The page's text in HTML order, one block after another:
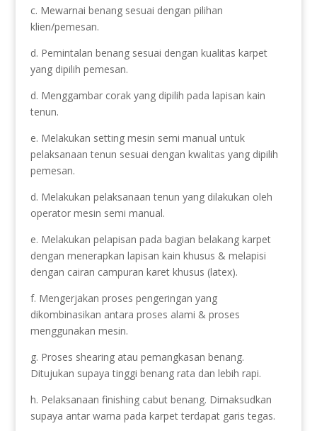
c. Mewarnai benang sesuai dengan pilihan
klien/pemesan.
d. Pemintalan benang sesuai dengan kualitas karpet
yang dipilih pemesan.
d. Menggambar corak yang dipilih pada lapisan kain
tenun.
e. Melakukan setting mesin semi manual untuk
pelaksanaan tenun sesuai dengan kwalitas yang dipilih
pemesan.
d. Melakukan pelaksanaan tenun yang dilakukan oleh
operator mesin semi manual.
e. Melakukan pelapisan pada bagian belakang karpet
dengan menerapkan lapisan kain khusus & melapisi
dengan cairan campuran karet khusus (latex).
f. Mengerjakan proses pengeringan yang
dikombinasikan antara proses alami & proses
menggunakan mesin.
g. Proses shearing atau pemangkasan benang.
Ditujukan supaya tinggi benang rata dan lebih rapi.
h. Pelaksanaan finishing cabut benang. Dimaksudkan
supaya antar warna pada karpet terdapat garis tegas.